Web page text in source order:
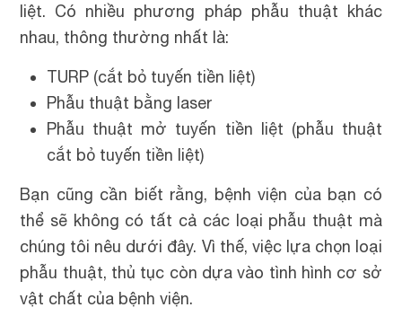
liệt. Có nhiều phương pháp phẫu thuật khác
nhau, thông thường nhất là:
TURP (cắt bỏ tuyến tiền liệt)
Phẫu thuật bằng laser
Phẫu thuật mở tuyến tiền liệt (phẫu thuật
cắt bỏ tuyến tiền liệt)
Bạn cũng cần biết rằng, bệnh viện của bạn có
thể sẽ không có tất cả các loại phẫu thuật mà
chúng tôi nêu dưới đây. Vì thế, việc lựa chọn loại
phẫu thuật, thủ tục còn dựa vào tình hình cơ sở
vật chất của bệnh viện.